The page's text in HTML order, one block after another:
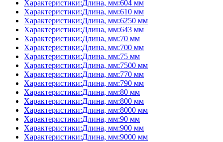
Характеристики:Длина, мм:604 мм
Характеристики:Длина, мм:610 мм
Характеристики:Длина, мм:6250 мм
Характеристики:Длина, мм:643 мм
Характеристики:Длина, мм:70 мм
Характеристики:Длина, мм:700 мм
Характеристики:Длина, мм:75 мм
Характеристики:Длина, мм:7500 мм
Характеристики:Длина, мм:770 мм
Характеристики:Длина, мм:790 мм
Характеристики:Длина, мм:80 мм
Характеристики:Длина, мм:800 мм
Характеристики:Длина, мм:8000 мм
Характеристики:Длина, мм:90 мм
Характеристики:Длина, мм:900 мм
Характеристики:Длина, мм:9000 мм